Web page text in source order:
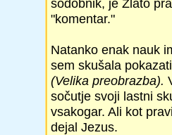
sodobnik, je Zlato
"komentar."
Natanko enak nauk
sem skušala
(Velika preobrazba).
sočutje svoji lastni
vsakogar. Ali kot
dejal Jezus.